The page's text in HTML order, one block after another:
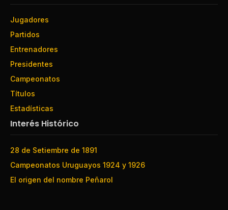
Jugadores
Partidos
Entrenadores
Presidentes
Campeonatos
Títulos
Estadísticas
Interés Histórico
28 de Setiembre de 1891
Campeonatos Uruguayos 1924 y 1926
El origen del nombre Peñarol